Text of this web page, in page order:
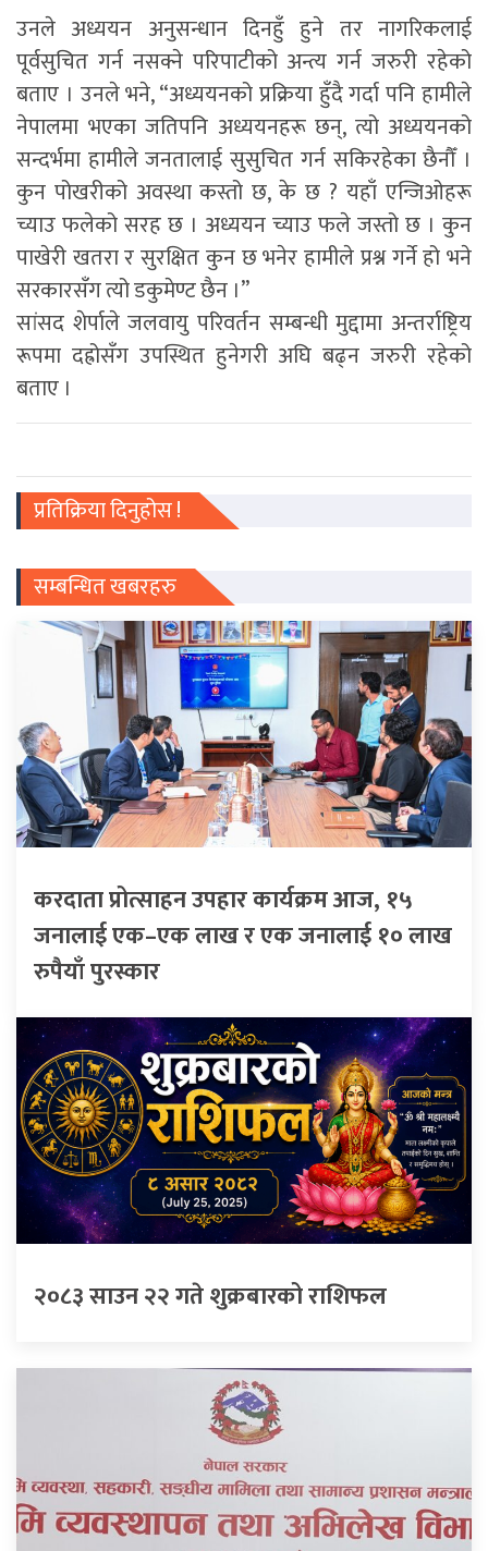
उनले अध्ययन अनुसन्धान दिनहुँ हुने तर नागरिकलाई
पूर्वसुचित गर्न नसक्ने परिपाटीको अन्त्य गर्न जरुरी रहेको
बताए । उनले भने, “अध्ययनको प्रक्रिया हुँदै गर्दा पनि हामीले
नेपालमा भएका जतिपनि अध्ययनहरू छन्, त्यो अध्ययनको
सन्दर्भमा हामीले जनतालाई सुसुचित गर्न सकिरहेका छैनौँ ।
कुन पोखरीको अवस्था कस्तो छ, के छ ? यहाँ एन्जिओहरू
च्याउ फलेको सरह छ । अध्ययन च्याउ फले जस्तो छ । कुन
पाखेरी खतरा र सुरक्षित कुन छ भनेर हामीले प्रश्न गर्ने हो भने
सरकारसँग त्यो डकुमेण्ट छैन ।”
सांसद शेर्पाले जलवायु परिवर्तन सम्बन्धी मुद्दामा अन्तर्राष्ट्रिय
रूपमा दह्रोसँग उपस्थित हुनेगरी अघि बढ्न जरुरी रहेको
बताए ।
प्रतिक्रिया दिनुहोस !
सम्बन्धित खबरहरु
करदाता प्रोत्साहन उपहार कार्यक्रम आज, १५
जनालाई एक–एक लाख र एक जनालाई १० लाख
रुपैयाँ पुरस्कार
२०८३ साउन २२ गते शुक्रबारको राशिफल